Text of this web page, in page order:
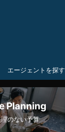
エージェントを探す
Planning
のない予算